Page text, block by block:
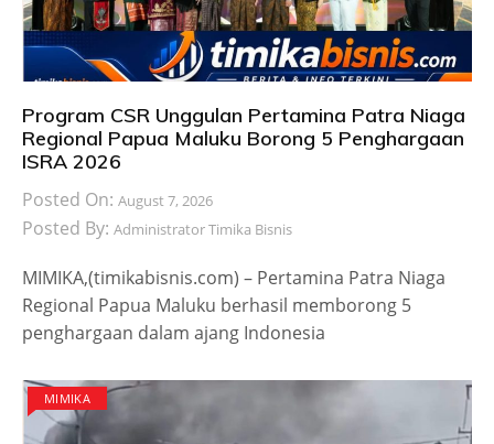
Program CSR Unggulan Pertamina Patra Niaga
Regional Papua Maluku Borong 5 Penghargaan
ISRA 2026
Posted On: August 7, 2026
Posted By: Administrator Timika Bisnis
MIMIKA,(timikabisnis.com) – Pertamina Patra Niaga
Regional Papua Maluku berhasil memborong 5
penghargaan dalam ajang Indonesia
MIMIKA